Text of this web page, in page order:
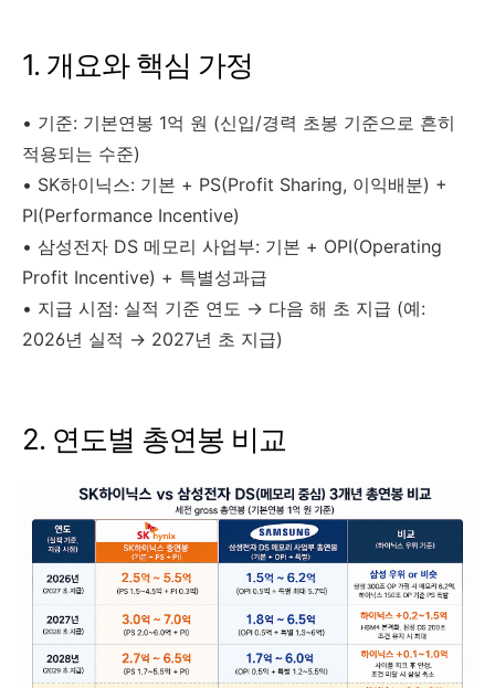
1. 개요와 핵심 가정
• 기준: 기본연봉 1억 원 (신입/경력 초봉 기준으로 흔히
적용되는 수준)
• SK하이닉스: 기본 + PS(Profit Sharing, 이익배분) +
PI(Performance Incentive)
• 삼성전자 DS 메모리 사업부: 기본 + OPI(Operating
Profit Incentive) + 특별성과급
• 지급 시점: 실적 기준 연도 → 다음 해 초 지급 (예:
2026년 실적 → 2027년 초 지급)
2. 연도별 총연봉 비교